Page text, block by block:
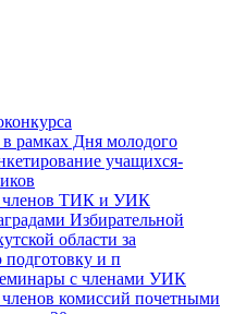
рамках Дня молодого
учащихся-
членов ТИК и УИК
Избирательной
области за
подготовку и п
с членами УИК
комиссий почетными